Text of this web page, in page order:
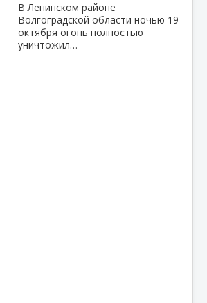
В Ленинском районе
Волгоградской области ночью 19
октября огонь полностью
уничтожил…